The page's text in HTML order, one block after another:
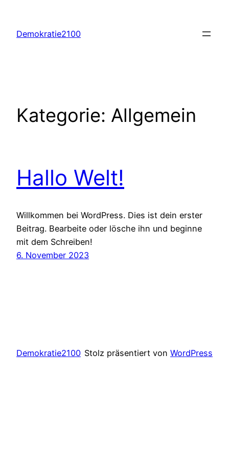
springen
Demokratie2100
Kategorie: Allgemein
Hallo Welt!
Willkommen bei WordPress. Dies ist dein erster
Beitrag. Bearbeite oder lösche ihn und beginne
mit dem Schreiben!
6. November 2023
Demokratie2100 Stolz präsentiert von WordPress